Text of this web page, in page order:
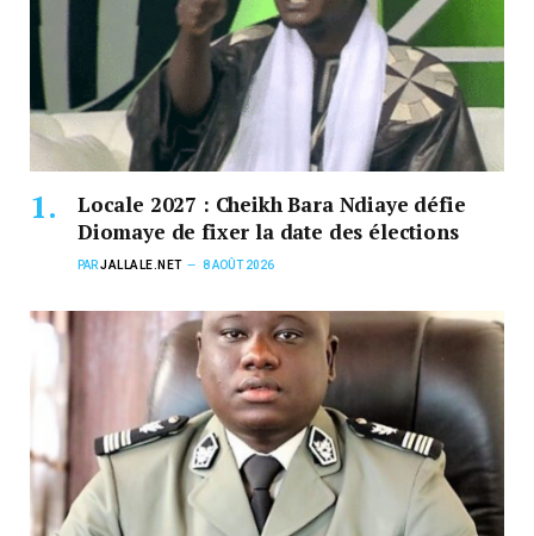
Locale 2027 : Cheikh Bara Ndiaye défie
Diomaye de fixer la date des élections
PARJALLALE.NET 8 AOÛT 2026